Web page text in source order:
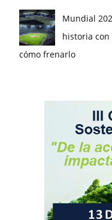
Mundial
historia con
cómo frenarlo